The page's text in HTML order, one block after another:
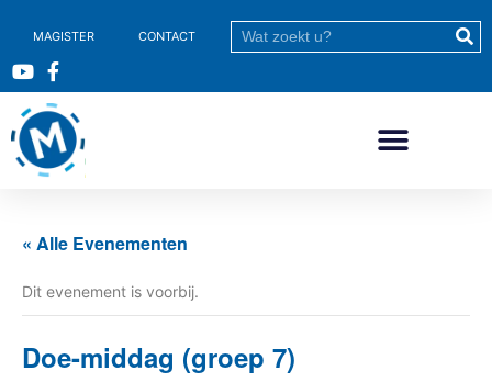
MAGISTER CONTACT
« Alle Evenementen
Dit evenement is voorbij.
Doe-middag (groep 7)